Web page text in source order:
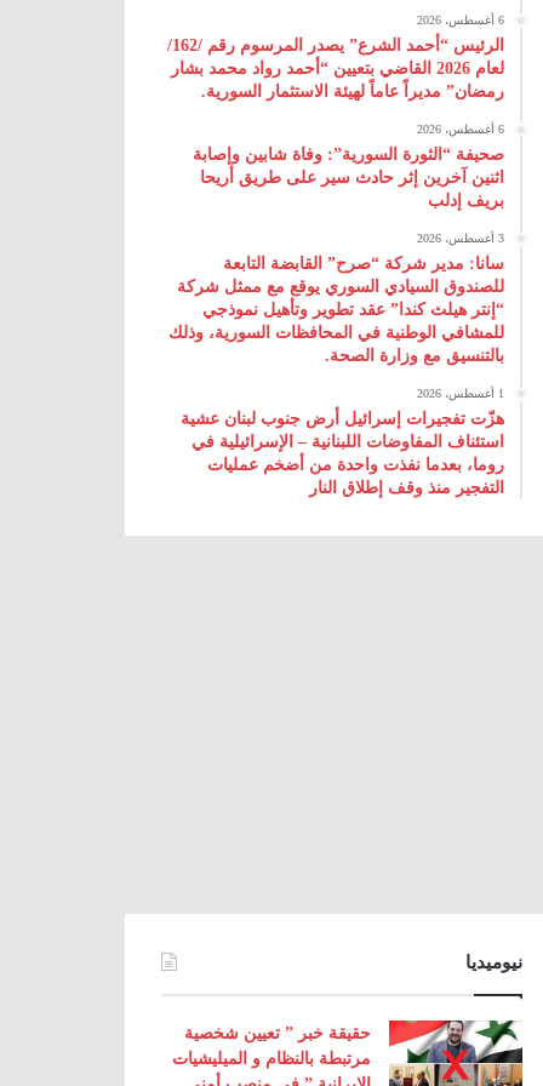
6 أغسطس، 2026
الرئيس “أحمد الشرع” يصدر المرسوم رقم /162/
لعام 2026 ‌القاضي بتعيين “أحمد رواد محمد بشار
رمضان” مديراً عاماً لهيئة ‌الاستثمار السورية.
6 أغسطس، 2026
صحيفة “الثورة السورية”: وفاة شابين وإصابة
اثنين آخرين إثر حادث سير على طريق أريحا
بريف إدلب
3 أغسطس، 2026
سانا: مدير شركة “صرح” القابضة التابعة
للصندوق السيادي السوري يوقع مع ممثل شركة
“إنتر هيلث كندا” عقد تطوير وتأهيل نموذجي
للمشافي الوطنية في المحافظات السورية، وذلك
بالتنسيق مع وزارة الصحة.
1 أغسطس، 2026
هزّت تفجيرات إسرائيل أرض جنوب لبنان عشية
استئناف المفاوضات اللبنانية – الإسرائيلية في
روما، بعدما نفذت واحدة من أضخم عمليات
التفجير منذ وقف إطلاق النار
نيوميديا
حقيقة خبر ” تعيين شخصية
مرتبطة بالنظام و الميليشيات